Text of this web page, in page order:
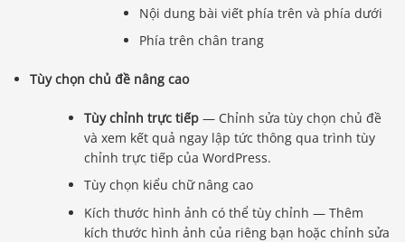
Nội dung bài viết phía trên và phía dưới
Phía trên chân trang
Tùy chọn chủ đề nâng cao
Tùy chỉnh trực tiếp — Chỉnh sửa tùy chọn chủ đề
và xem kết quả ngay lập tức thông qua trình tùy
chỉnh trực tiếp của WordPress.
Tùy chọn kiểu chữ nâng cao
Kích thước hình ảnh có thể tùy chỉnh — Thêm
kích thước hình ảnh của riêng bạn hoặc chỉnh sửa